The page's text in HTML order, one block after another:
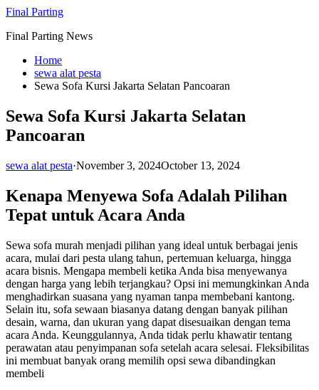
Skip
content
Final Parting
Final Parting News
Home
sewa alat pesta
Sewa Sofa Kursi Jakarta Selatan Pancoaran
Sewa Sofa Kursi Jakarta Selatan
Pancoaran
sewa alat pesta·November 3, 2024October 13, 2024
Kenapa Menyewa Sofa Adalah Pilihan
Tepat untuk Acara Anda
Sewa sofa murah menjadi pilihan yang ideal untuk berbagai jenis
acara, mulai dari pesta ulang tahun, pertemuan keluarga, hingga
acara bisnis. Mengapa membeli ketika Anda bisa menyewanya
dengan harga yang lebih terjangkau? Opsi ini memungkinkan Anda
menghadirkan suasana yang nyaman tanpa membebani kantong.
Selain itu, sofa sewaan biasanya datang dengan banyak pilihan
desain, warna, dan ukuran yang dapat disesuaikan dengan tema
acara Anda. Keunggulannya, Anda tidak perlu khawatir tentang
perawatan atau penyimpanan sofa setelah acara selesai. Fleksibilitas
ini membuat banyak orang memilih opsi sewa dibandingkan
membeli